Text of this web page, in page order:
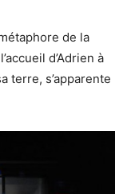
de la
d’Adrien à
terre, s’apparente